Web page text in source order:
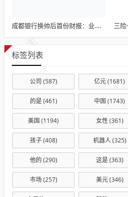
成都银行换帅后首份财报：业绩失速与对公依赖成考验
标签列表
公司 (587) 亿元(1681)
的是(461) 中国 (1743)
美国 (1194) 女性(361)
孩子(408) 机器人(325)
他的 (290) 这是(363)
市场(257) 美元(346)